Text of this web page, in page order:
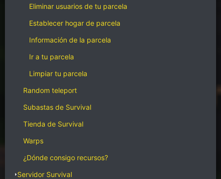
Eliminar usuarios de tu parcela
Establecer hogar de parcela
Información de la parcela
Ir a tu parcela
Limpiar tu parcela
Random teleport
Subastas de Survival
Tienda de Survival
Warps
¿Dónde consigo recursos?
Servidor Survival